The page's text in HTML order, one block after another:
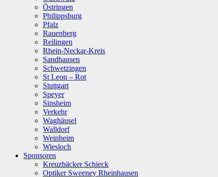
Östringen
Philippsburg
Pfalz
Rauenberg
Reilingen
Rhein-Neckar-Kreis
Sandhausen
Schwetzingen
St Leon – Rot
Stuttgart
Speyer
Sinsheim
Verkehr
Waghäusel
Walldorf
Weinheim
Wiesloch
Sponsoren
Kreuzbäcker Schieck
Optiker Sweeney Rheinhausen